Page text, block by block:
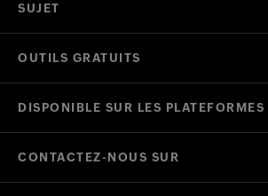
SUJET
OUTILS GRATUITS
DISPONIBLE SUR LES PLATEFORMES
CONTACTEZ-NOUS SUR